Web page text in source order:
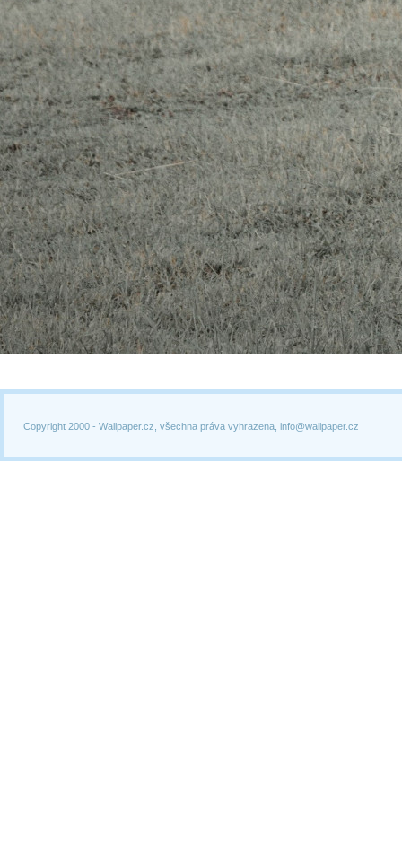
Copyright 2000 - Wallpaper.cz, všechna práva vyhrazena, info@wallpaper.cz